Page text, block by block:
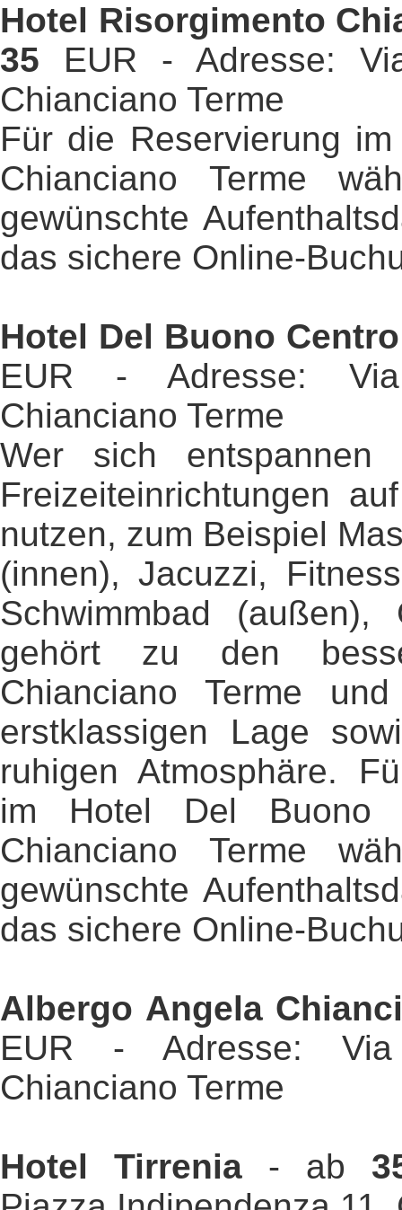
Hotel Risorgimento
35 EUR - Adresse:
Chianciano Terme
Für die Reservierung
Chianciano Terme
gewünschte
das sichere Online-
Hotel Del Buono
EUR - Adresse:
Chianciano Terme
Wer sich entspannen
Freizeiteinrichtungen
nutzen, zum Beispiel
(innen), Jacuzzi,
Schwimmbad
gehört zu den
Chianciano Terme
erstklassigen Lage
ruhigen Atmosphäre.
im Hotel Del Buono
Chianciano Terme
gewünschte
das sichere Online-
Albergo Angela
EUR - Adresse:
Chianciano Terme
Hotel Tirrenia- ab